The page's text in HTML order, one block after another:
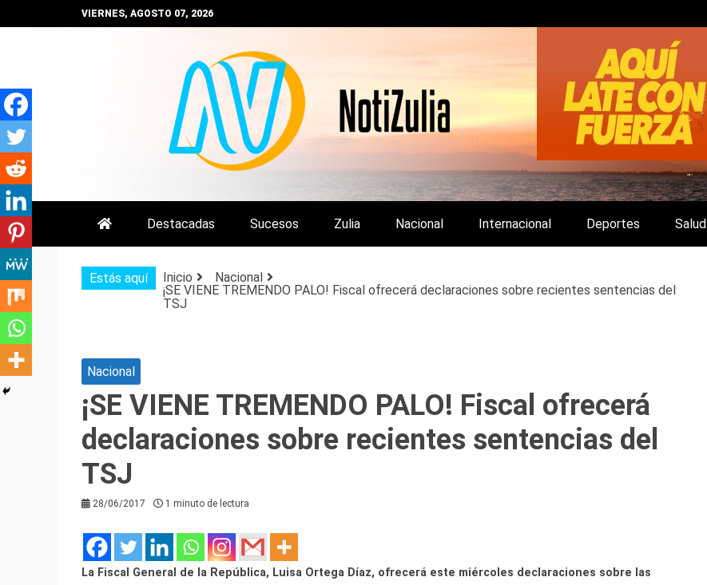
al
VIERNES, AGOSTO 07, 2026
NOTIZULIA
NOTICIAS DEL ZULIA, VENEZUELA Y DE INTERÉS GENERAL.
Destacadas Sucesos Zulia Nacional Internacional Deportes Salud
Estás aquí Inicio
Nacional
¡SE VIENE TREMENDO PALO! Fiscal ofrecerá declaraciones sobre recientes sentencias del
TSJ
Nacional
¡SE VIENE TREMENDO PALO! Fiscal ofrecerá
declaraciones sobre recientes sentencias del
TSJ
28/06/2017 1 minuto de lectura
La Fiscal General de la República, Luisa Ortega Díaz, ofrecerá este miércoles declaraciones sobre las